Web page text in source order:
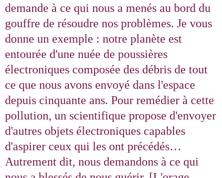
demande à ce qui nous a menés au bord du
gouffre de résoudre nos problèmes. Je vous
donne un exemple : notre planète est
entourée d'une nuée de poussières
électroniques composée des débris de tout
ce que nous avons envoyé dans l'espace
depuis cinquante ans. Pour remédier à cette
pollution, un scientifique propose d'envoyer
d'autres objets électroniques capables
d'aspirer ceux qui les ont précédés…
Autrement dit, nous demandons à ce qui